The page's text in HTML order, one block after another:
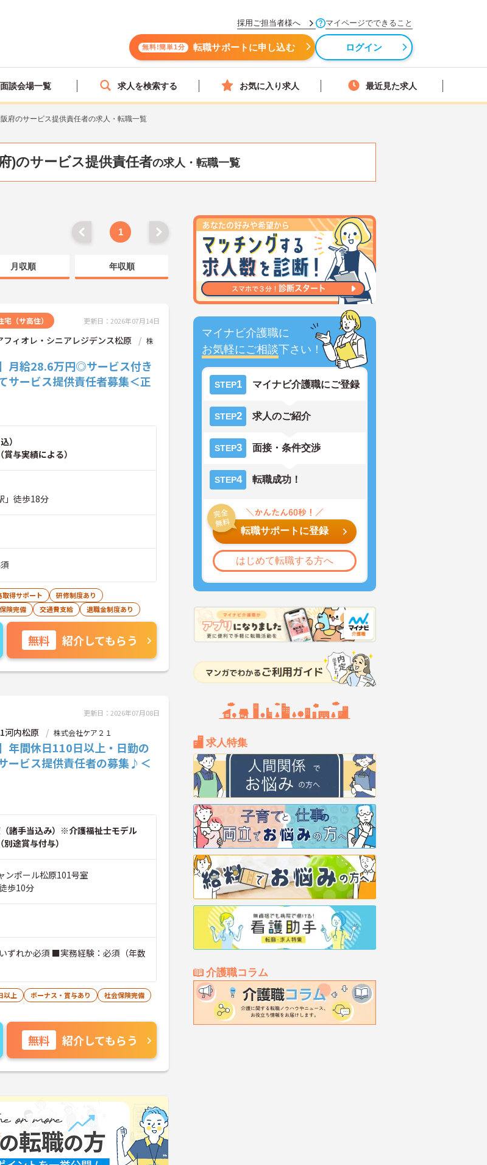
採用ご担当者様へ マイページでできること
無料!簡単1分 転職サポートに申し込む ログイン
面談会場一覧 求人を検索する お気に入り求人 最近見た求人
府のサービス提供責任者の求人・転職一覧
)のサービス提供責任者の求人・転職一覧
マイナビ介護職に
お気軽にご相談下さい！
STEP1 マイナビ介護職にご登録
STEP2 求人のご紹介
STEP3 面接・条件交渉
STEP4 転職成功！
転職サポートに登録
はじめて転職する方へ
求人特集
介護職コラム
1
月収順 年収順
（サ高住） 更新日：2026年07月14日
ィオレ・シニアレジデンス松原
株
月給28.6万円◎サービス付き
サービス提供責任者募集＜正
）
賞与実績による）
」徒歩18分
取得サポート
研修制度あり
険完備 交通費支給 退職金制度あり
無料 紹介してもらう
更新日：2026年07月08日
河内松原 株式会社ケア２１
年間休日110日以上・日勤の
ービス提供責任者の募集♪＜
諸手当込み）※介護福祉士モデル
別途賞与付与）
ンポール松原101号室
歩10分
ずれか必須 ■実務経験：必須（年数
以上 ボーナス・賞与あり
社会保険完備
無料 紹介してもらう